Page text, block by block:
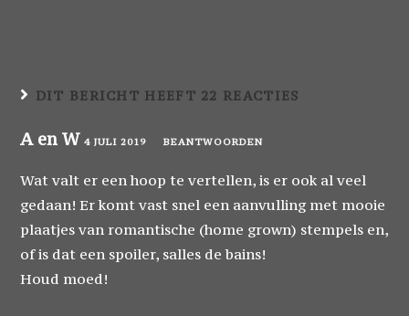
DIT BERICHT HEEFT 22 REACTIES
A en W4 JULI 2019 BEANTWOORDEN
Wat valt er een hoop te vertellen, is er ook al veel
gedaan! Er komt vast snel een aanvulling met mooie
plaatjes van romantische (home grown) stempels en,
of is dat een spoiler, salles de bains!
Houd moed!